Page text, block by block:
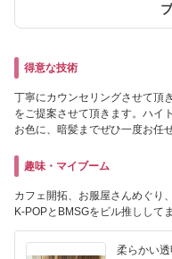
得意な技術
丁寧にカウンセリングさせて頂
をご提案させて頂きます。ハイ
お色に、暗髪までぜひ一度お任
趣味・マイブーム
カフェ開拓、お服屋さんめぐり
K‐POPとBMSGをビル推しして
柔らかい